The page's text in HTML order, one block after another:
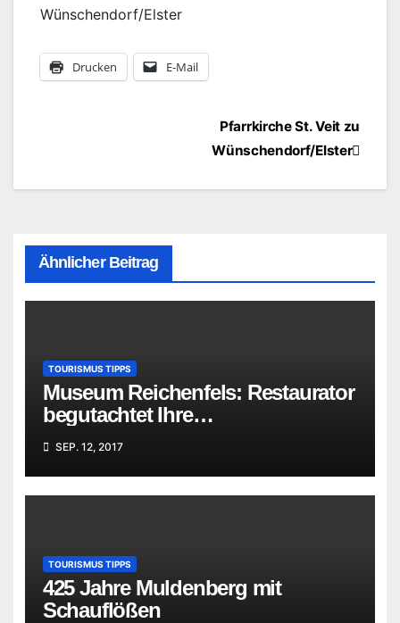
Wünschendorf/Elster
Drucken E-Mail
BeitragsnavigationPfarrkirche St. Veit zu
Wünschendorf/Elster
Ähnlicher Beitrag
TOURISMUS TIPPS
Museum Reichenfels: Restaurator
begutachtet Ihre
„Familienschätze“
SEP. 12, 2017
TOURISMUS TIPPS
425 Jahre Muldenberg mit
Schauflößen